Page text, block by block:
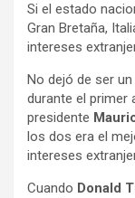
Si el estado
Gran Bre­taña,
inte­re­ses
No dejó de ser
durante el pri­mer
pre­si­dente
los dos era el
inte­re­ses
Cuando Donald